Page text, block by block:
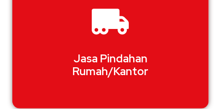
Jasa Pindahan
Rumah/Kantor